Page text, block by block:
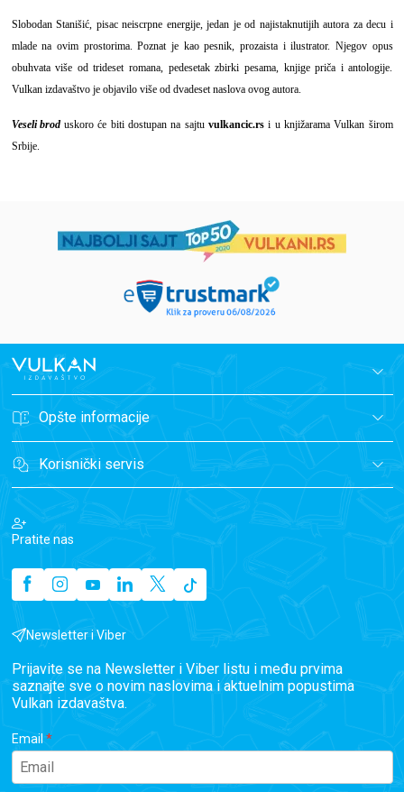
Slobodan Stanišić, pisac neiscrpne energije, jedan je od najistaknutijih autora za decu i
mlade na ovim prostorima. Poznat je kao pesnik, prozaista i ilustrator. Njegov opus
obuhvata više od trideset romana, pedesetak zbirki pesama, knjige priča i antologije.
Vulkan izdavaštvo je objavilo više od dvadeset naslova ovog autora.
Veseli broduskoro će biti dostupan na sajtu vulkancic.rsi u knjižarama Vulkan širom
Srbije.
Opšte informacije
Korisnički servis
Pratite nas
Newsletter i Viber
Prijavite se na Newsletter i Viber listu i među prvima
saznajte sve o novim naslovima i aktuelnim popustima
Vulkan izdavaštva.
Email